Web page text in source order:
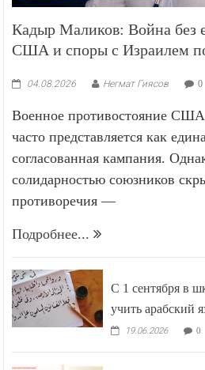
Кадыр Маликов: Война без
США и споры с Израилем
04.08.2026 Негмат Гиясов 0
Военное противостояние
часто представляется как
согласованная кампания.
солидарностью союзников
противоречия —
Подробнее...
С 1 сентября в
учить арабский
19.06.2026 0